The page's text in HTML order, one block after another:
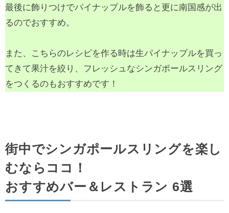
最後に飾りつけでパイナップルを飾ると更に南国感が出
るのでおすすめ。
また、こちらのレシピを作る時は生パイナップルを買っ
てきて果汁を絞り、フレッシュなシンガポールスリング
をつくるのもおすすめです！
街中でシンガポールスリングを楽し
むならココ！
おすすめバー＆レストラン 6選